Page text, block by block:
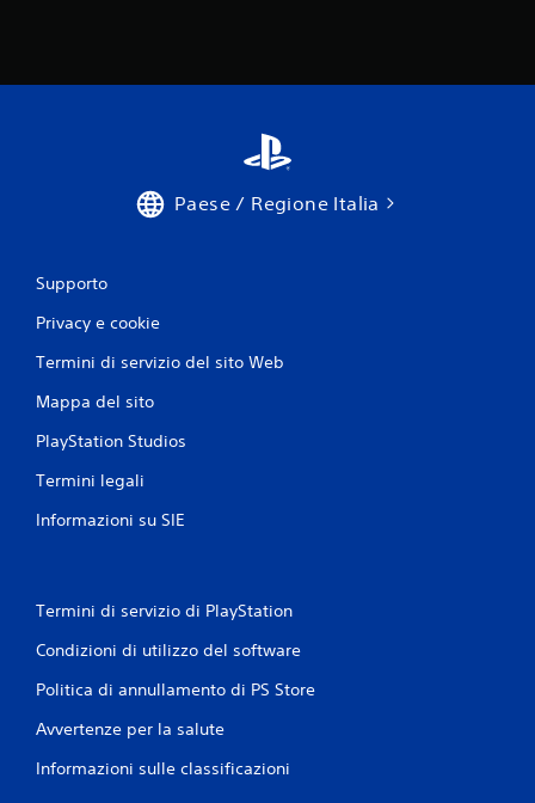
Paese / Regione Italia
Supporto
Privacy e cookie
Termini di servizio del sito Web
Mappa del sito
PlayStation Studios
Termini legali
Informazioni su SIE
Termini di servizio di PlayStation
Condizioni di utilizzo del software
Politica di annullamento di PS Store
Avvertenze per la salute
Informazioni sulle classificazioni